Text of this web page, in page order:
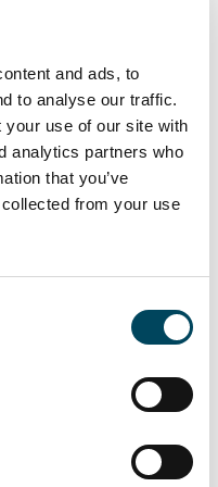
and ads, to
to analyse our traffic.
your use of our site with
analytics partners who
that you’ve
from your use
wird ein
Wachsende
an
See
Grünzüge
von
ist",